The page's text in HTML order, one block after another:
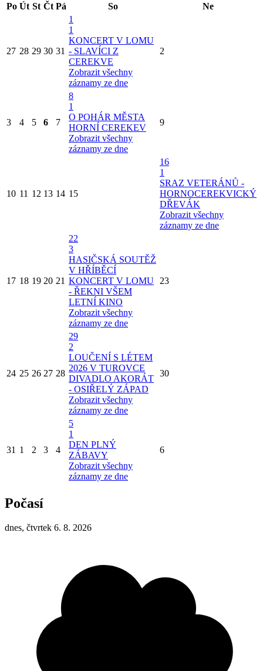
Po Út St Čt Pá So Ne
27 28 29 30 31
1
1
KONCERT V LOMU
- SLAVÍCI Z
CEREKVE
Zobrazit všechny
záznamy ze dne
2
3 4 5 6 7
8
1
O POHÁR MĚSTA
HORNÍ CEREKEV
Zobrazit všechny
záznamy ze dne
9
10 11 12 13 14 15
16
1
SRAZ VETERÁNŮ -
HORNOCEREKVICKÝ
DŘEVÁK
Zobrazit všechny
záznamy ze dne
17 18 19 20 21
22
3
HASIČSKÁ SOUTĚŽ
V HŘÍBĚCÍ
KONCERT V LOMU
- ŘEKNI VŠEM
LETNÍ KINO
Zobrazit všechny
záznamy ze dne
23
24 25 26 27 28
29
2
LOUČENÍ S LÉTEM
2026 V TUROVCE
DIVADLO AKORÁT
- OSIŘELÝ ZÁPAD
Zobrazit všechny
záznamy ze dne
30
31 1 2 3 4
5
1
DEN PLNÝ
ZÁBAVY
Zobrazit všechny
záznamy ze dne
6
Počasí
dnes, čtvrtek 6. 8. 2026